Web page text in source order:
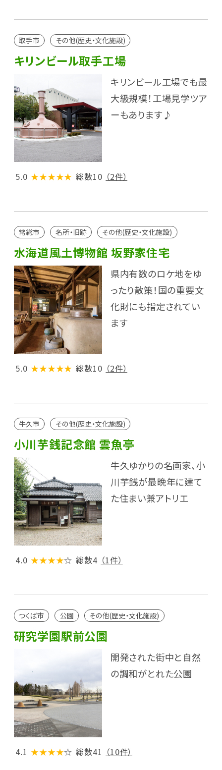
取手市 その他(歴史・文化施設)
キリンビール取手工場
キリンビール工場でも最
大級規模！工場見学ツア
ーもあります♪
5.0 ★★★★★ 総数10 （2件）
常総市 名所・旧跡 その他(歴史・文化施設)
水海道風土博物館 坂野家住宅
県内有数のロケ地をゆ
ったり散策！国の重要文
化財にも指定されてい
ます
5.0 ★★★★★ 総数10 （2件）
牛久市 その他(歴史・文化施設)
小川芋銭記念館 雲魚亭
牛久ゆかりの名画家、小
川芋銭が最晩年に建て
た住まい兼アトリエ
4.0 ★★★★☆ 総数4 （1件）
つくば市 公園 その他(歴史・文化施設)
研究学園駅前公園
開発された街中と自然
の調和がとれた公園
4.1 ★★★★☆ 総数41 （10件）